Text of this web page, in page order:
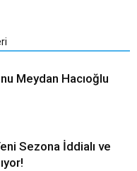
Meydan Hacıoğlu
Sezona İddialı ve